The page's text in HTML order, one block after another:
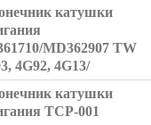
катушки
MD362907 TW
4G92, 4G13/
катушки
TCP-001